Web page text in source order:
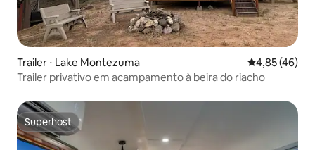
Trailer ⋅ Lake Montezuma 4,85 de uma
4,85 (46)
Trailer privativo em acampamento à beira do riacho
Superhost
Superhost